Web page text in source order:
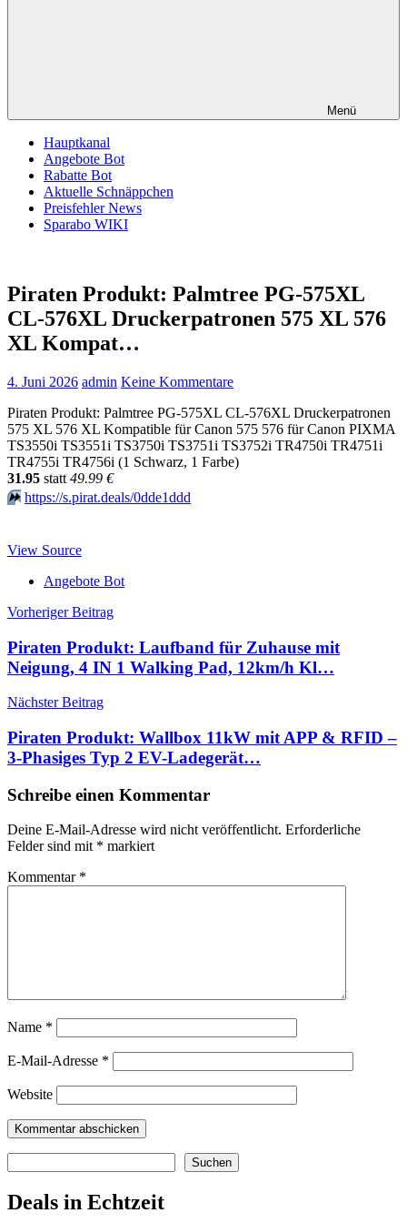
Menü
Hauptkanal
Angebote Bot
Rabatte Bot
Aktuelle Schnäppchen
Preisfehler News
Sparabo WIKI
Piraten Produkt: Palmtree PG-575XL
CL-576XL Druckerpatronen 575 XL 576
XL Kompat…
4. Juni 2026 admin Keine Kommentare
Piraten Produkt: Palmtree PG-575XL CL-576XL Druckerpatronen
575 XL 576 XL Kompatible für Canon 575 576 für Canon PIXMA
TS3550i TS3551i TS3750i TS3751i TS3752i TR4750i TR4751i
TR4755i TR4756i (1 Schwarz, 1 Farbe)
31.95 statt 49.99 €
⏩️ https://s.pirat.deals/0dde1ddd
View Source
Angebote Bot
Beitragsnavigation
Vorheriger Beitrag
Piraten Produkt: Laufband für Zuhause mit
Neigung, 4 IN 1 Walking Pad, 12km/h Kl…
Nächster Beitrag
Piraten Produkt: Wallbox 11kW mit APP & RFID –
3-Phasiges Typ 2 EV-Ladegerät…
Schreibe einen Kommentar
Deine E-Mail-Adresse wird nicht veröffentlicht. Erforderliche
Felder sind mit * markiert
Kommentar *
Name *
E-Mail-Adresse *
Website
Suchen
Deals in Echtzeit